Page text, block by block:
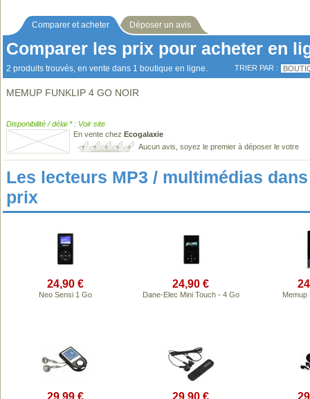
Comparer et acheter Déposer un avis
Comparer les prix pour acheter en
2 produits trouvés, en vente dans 1 boutique en ligne. TRIER PAR :
MEMUP FUNKLIP 4 GO NOIR
Disponibilité / délai * : Voir site
En vente chez Ecogalaxie
Aucun avis, soyez le premier à déposer le votre
Les lecteurs MP3 / multimédias
prix
24,90 €
Neo Sensi 1 Go
24,90 €
Dane-Elec Mini Touch - 4 Go Memup
29,99 € 29,90 €